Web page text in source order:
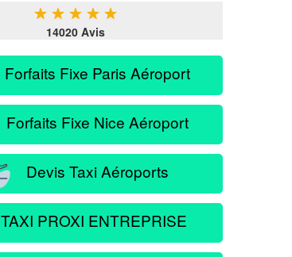
★ ★ ★ ★ ★
14020 Avis
Forfaits Fixe Paris Aéroport
Forfaits Fixe Nice Aéroport
Devis Taxi Aéroports
TAXI PROXI ENTREPRISE